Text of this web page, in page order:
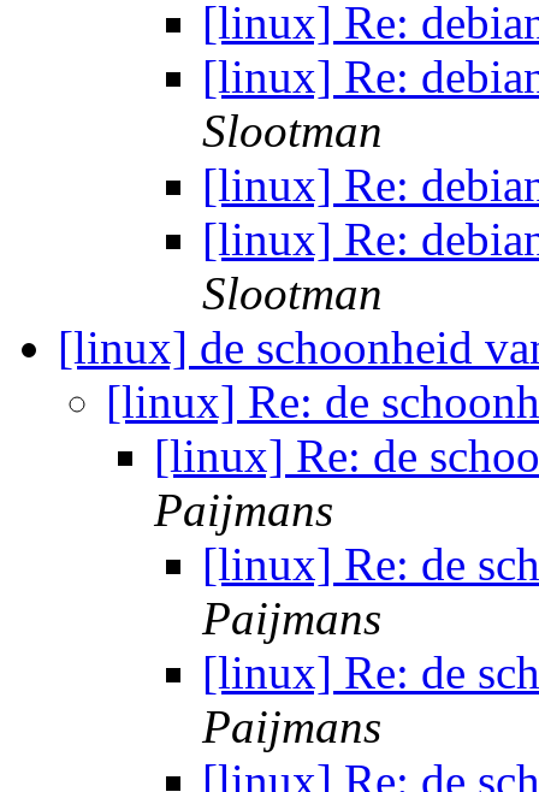
[linux] Re:
[linux] Re:
Slootman
[linux] Re:
[linux] Re:
Slootman
[linux] de schoonheid
[linux] Re: de
[linux] Re: de
Paijmans
[linux] Re: de
Paijmans
[linux] Re: de
Paijmans
[linux] Re: de